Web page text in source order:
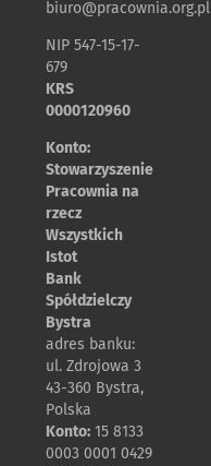
biuro@pracownia.org.pl
NIP 547-15-17-
679
KRS
0000120960
Konto:
Stowarzyszenie
Pracownia na
rzecz
Wszystkich
Istot
Bank
Spółdzielczy
Bystra
adres banku:
ul. Zdrojowa 3
43-360 Bystra,
Polska
Konto:15 8133
0003 0001 0429